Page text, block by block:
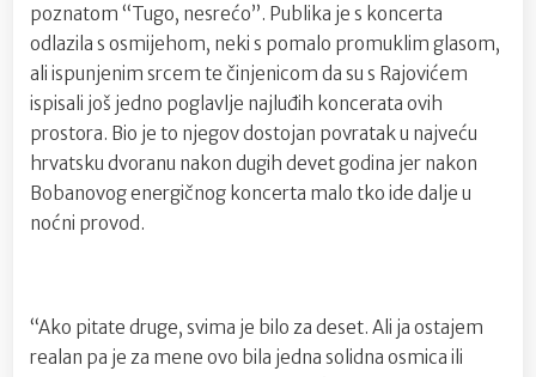
poznatom “Tugo, nesrećo”. Publika je s koncerta
odlazila s osmijehom, neki s pomalo promuklim glasom,
ali ispunjenim srcem te činjenicom da su s Rajovićem
ispisali još jedno poglavlje najluđih koncerata ovih
prostora. Bio je to njegov dostojan povratak u najveću
hrvatsku dvoranu nakon dugih devet godina jer nakon
Bobanovog energičnog koncerta malo tko ide dalje u
noćni provod.
“Ako pitate druge, svima je bilo za deset. Ali ja ostajem
realan pa je za mene ovo bila jedna solidna osmica ili